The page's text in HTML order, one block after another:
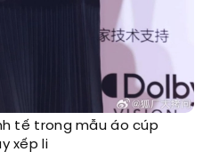
tế trong mẫu áo cúp
xếp li